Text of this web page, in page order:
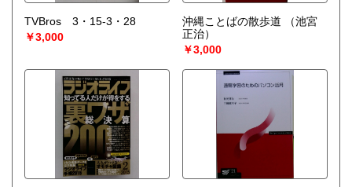
TVBros 3・15-3・28
￥3,000
沖縄ことばの散歩道
（池宮
正治）
￥3,000